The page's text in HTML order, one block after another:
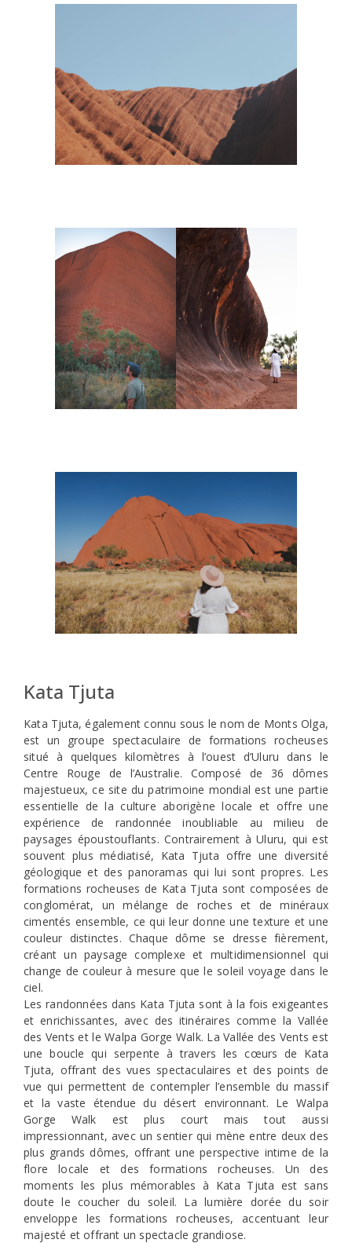
Kata Tjuta
Kata Tjuta, également connu sous le nom de Monts Olga,
est un groupe spectaculaire de formations rocheuses
situé à quelques kilomètres à l’ouest d’Uluru dans le
Centre Rouge de l’Australie. Composé de 36 dômes
majestueux, ce site du patrimoine mondial est une partie
essentielle de la culture aborigène locale et offre une
expérience de randonnée inoubliable au milieu de
paysages époustouflants. Contrairement à Uluru, qui est
souvent plus médiatisé, Kata Tjuta offre une diversité
géologique et des panoramas qui lui sont propres. Les
formations rocheuses de Kata Tjuta sont composées de
conglomérat, un mélange de roches et de minéraux
cimentés ensemble, ce qui leur donne une texture et une
couleur distinctes. Chaque dôme se dresse fièrement,
créant un paysage complexe et multidimensionnel qui
change de couleur à mesure que le soleil voyage dans le
ciel.
Les randonnées dans Kata Tjuta sont à la fois exigeantes
et enrichissantes, avec des itinéraires comme la Vallée
des Vents et le Walpa Gorge Walk. La Vallée des Vents est
une boucle qui serpente à travers les cœurs de Kata
Tjuta, offrant des vues spectaculaires et des points de
vue qui permettent de contempler l’ensemble du massif
et la vaste étendue du désert environnant. Le Walpa
Gorge Walk est plus court mais tout aussi
impressionnant, avec un sentier qui mène entre deux des
plus grands dômes, offrant une perspective intime de la
flore locale et des formations rocheuses. Un des
moments les plus mémorables à Kata Tjuta est sans
doute le coucher du soleil. La lumière dorée du soir
enveloppe les formations rocheuses, accentuant leur
majesté et offrant un spectacle grandiose.